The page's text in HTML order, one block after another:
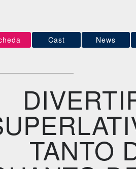
Cast News
TANTO